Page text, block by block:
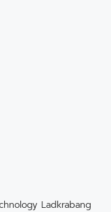
Ladkrabang